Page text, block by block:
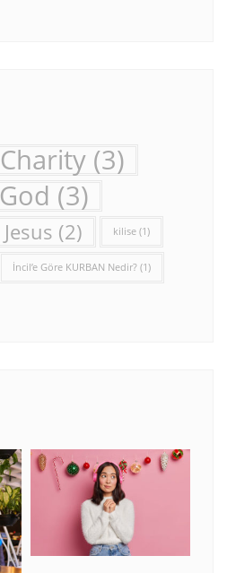
Charity (3)
God (3)
Jesus (2) kilise (1)
İncil’e Göre KURBAN Nedir? (1)